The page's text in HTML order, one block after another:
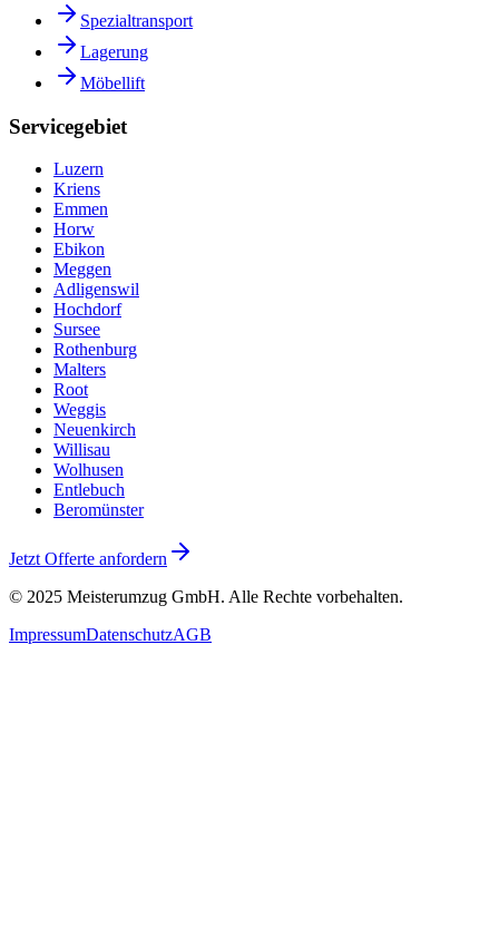
Spezialtransport
Lagerung
Möbellift
Servicegebiet
Luzern
Kriens
Emmen
Horw
Ebikon
Meggen
Adligenswil
Hochdorf
Sursee
Rothenburg
Malters
Root
Weggis
Neuenkirch
Willisau
Wolhusen
Entlebuch
Beromünster
Jetzt Offerte anfordern
© 2025 Meisterumzug GmbH. Alle Rechte vorbehalten.
ImpressumDatenschutzAGB